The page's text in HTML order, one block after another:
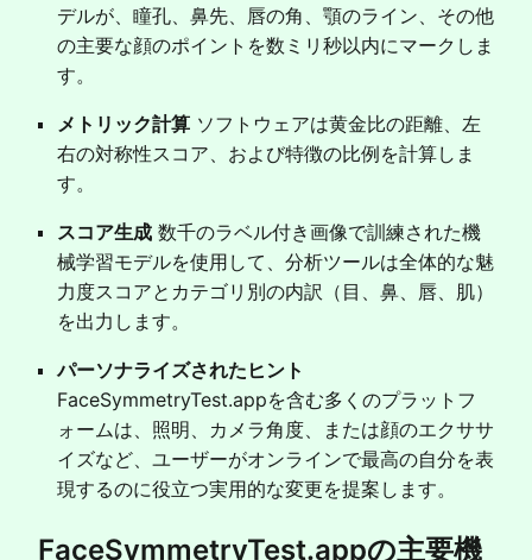
デルが、瞳孔、鼻先、唇の角、顎のライン、その他
の主要な顔のポイントを数ミリ秒以内にマークしま
す。
メトリック計算 ソフトウェアは黄金比の距離、左
右の対称性スコア、および特徴の比例を計算しま
す。
スコア生成 数千のラベル付き画像で訓練された機
械学習モデルを使用して、分析ツールは全体的な魅
力度スコアとカテゴリ別の内訳（目、鼻、唇、肌）
を出力します。
パーソナライズされたヒント
FaceSymmetryTest.appを含む多くのプラットフ
ォームは、照明、カメラ角度、または顔のエクササ
イズなど、ユーザーがオンラインで最高の自分を表
現するのに役立つ実用的な変更を提案します。
FaceSymmetryTest.appの主要機